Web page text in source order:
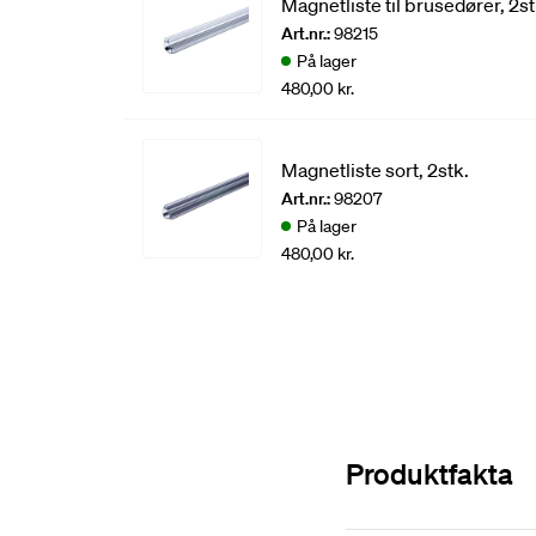
Magnetliste til brusedører,
Art.nr.:98215
På lager
480,00 kr.
Magnetliste sort, 2stk.
Art.nr.:98207
På lager
480,00 kr.
Produktfakta